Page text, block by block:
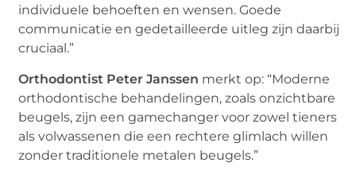
individuele behoeften en wensen. Goede
communicatie en gedetailleerde uitleg zijn daarbij
cruciaal.”
Orthodontist Peter Janssen merkt op: “Moderne
orthodontische behandelingen, zoals onzichtbare
beugels, zijn een gamechanger voor zowel tieners
als volwassenen die een rechtere glimlach willen
zonder traditionele metalen beugels.”